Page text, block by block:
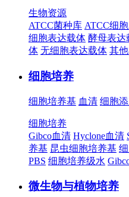
生物资源
ATCC菌种库 ATCC细
细胞表达载体 酵母表达
体 无细胞表达载体 其
细胞培养
细胞培养基 血清 细胞添
细胞培养
Gibco血清 Hyclone血清
养基 昆虫细胞培养基
PBS 细胞培养级水
微生物与植物培养